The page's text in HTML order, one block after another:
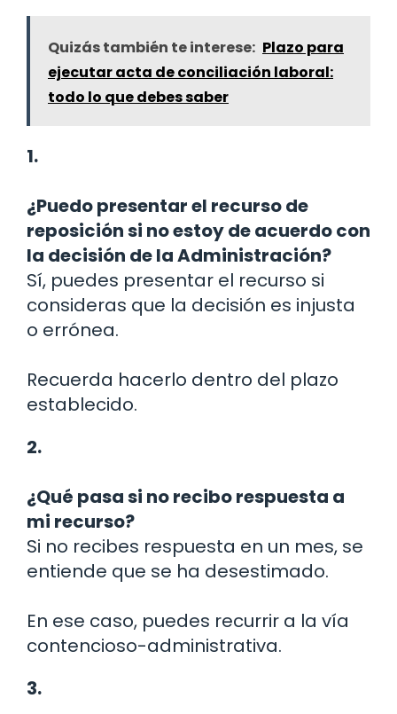
Quizás también te interese: Plazo para
ejecutar acta de conciliación laboral:
todo lo que debes saber
1.
¿Puedo presentar el recurso de
reposición si no estoy de acuerdo con
la decisión de la Administración?
Sí, puedes presentar el recurso si
consideras que la decisión es injusta
o errónea.
Recuerda hacerlo dentro del plazo
establecido.
2.
¿Qué pasa si no recibo respuesta a
mi recurso?
Si no recibes respuesta en un mes, se
entiende que se ha desestimado.
En ese caso, puedes recurrir a la vía
contencioso-administrativa.
3.